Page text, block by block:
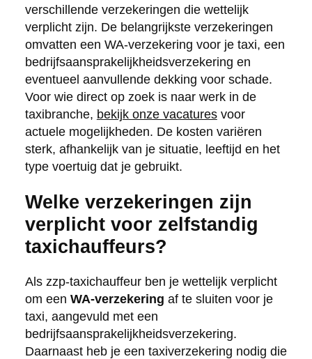
verschillende verzekeringen die wettelijk
verplicht zijn. De belangrijkste verzekeringen
omvatten een WA-verzekering voor je taxi, een
bedrijfsaansprakelijkheidsverzekering en
eventueel aanvullende dekking voor schade.
Voor wie direct op zoek is naar werk in de
taxibranche, bekijk onze vacaturesvoor
actuele mogelijkheden. De kosten variëren
sterk, afhankelijk van je situatie, leeftijd en het
type voertuig dat je gebruikt.
Welke verzekeringen zijn
verplicht voor zelfstandig
taxichauffeurs?
Als zzp-taxichauffeur ben je wettelijk verplicht
om een WA-verzekering af te sluiten voor je
taxi, aangevuld met een
bedrijfsaansprakelijkheidsverzekering.
Daarnaast heb je een taxiverzekering nodig die